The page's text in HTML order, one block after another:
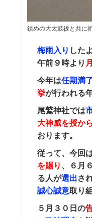
鎮めの大太鼓祓󠄀と共に
梅雨入り した
午前９時より
今年は任期満
挙が行われる
尾鷲神社では
大神威を授か
おります。
従って、今回
を賜り 、 ６月
る人が選出さ
誠心誠意取り
５ 月３０日の